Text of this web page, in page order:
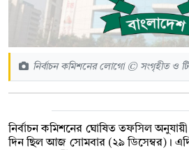
নির্বাচন কমিশনের লোগো © সংগৃহীত ও
নির্বাচন কমিশনের ঘোষিত তফসিল
দিন ছিল আজ সোমবার (২৯ ডিসেম্বর)।